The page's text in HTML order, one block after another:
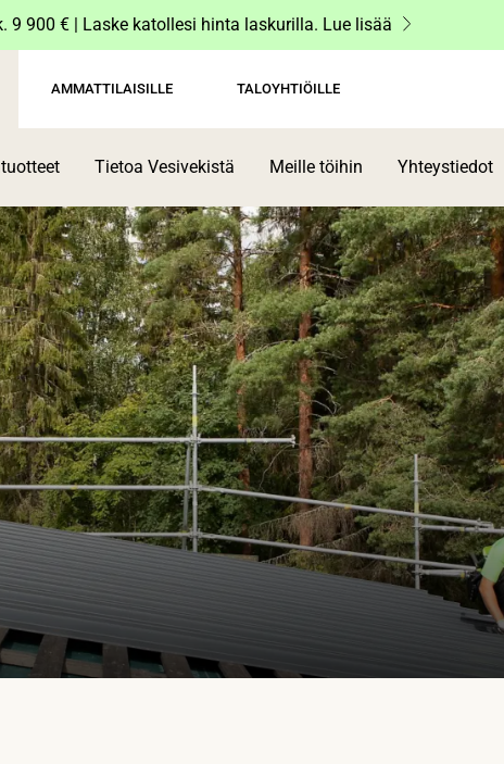
9 900 € | Laske katollesi hinta laskurilla. Lue lisää
AMMATTILAISILLE TALOYHTIÖILLE
Tietoa Vesivekistä Meille töihin Yhteystiedot